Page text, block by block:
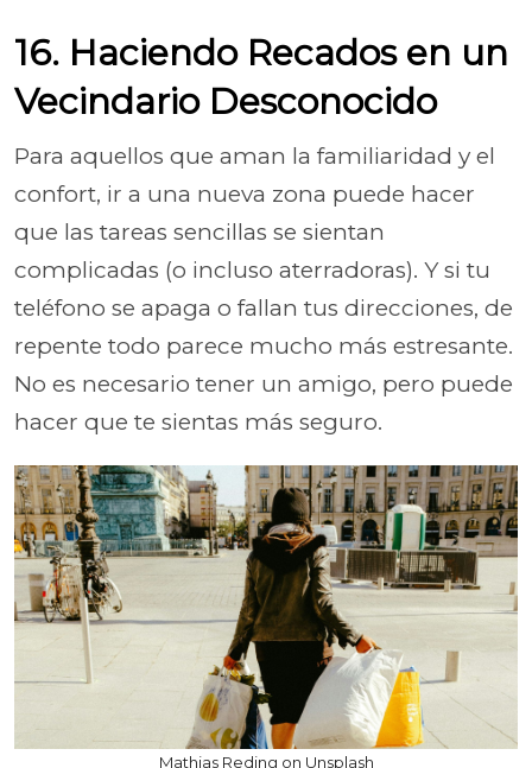
16. Haciendo Recados en un
Vecindario Desconocido
Para aquellos que aman la familiaridad y el
confort, ir a una nueva zona puede hacer
que las tareas sencillas se sientan
complicadas (o incluso aterradoras). Y si tu
teléfono se apaga o fallan tus direcciones, de
repente todo parece mucho más estresante.
No es necesario tener un amigo, pero puede
hacer que te sientas más seguro.
Mathias Reding on Unsplash